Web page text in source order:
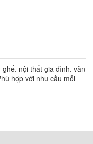
nội thất gia đình, văn
hợp với nhu cầu mỗi